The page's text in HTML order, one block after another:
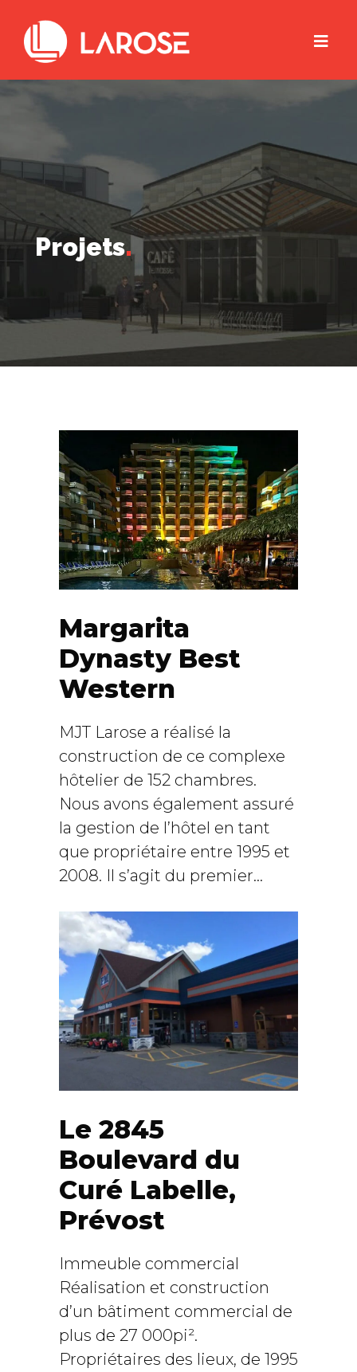
Projets
Margarita
Dynasty Best
Western
MJT Larose a réalisé la
construction de ce complexe
hôtelier de 152 chambres.
Nous avons également assuré
la gestion de l’hôtel en tant
que propriétaire entre 1995 et
2008. Il s’agit du premier...
Le 2845
Boulevard du
Curé Labelle,
Prévost
Immeuble commercial
Réalisation et construction
d’un bâtiment commercial de
plus de 27 000pi².
Propriétaires des lieux, de 1995